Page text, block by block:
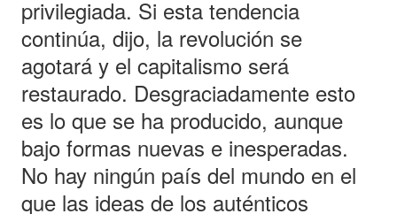
privilegiada. Si esta tendencia
continúa, dijo, la revolución se
agotará y el capitalismo será
restaurado. Desgraciadamente esto
es lo que se ha producido, aunque
bajo formas nuevas e inesperadas.
No hay ningún país del mundo en el
que las ideas de los auténticos